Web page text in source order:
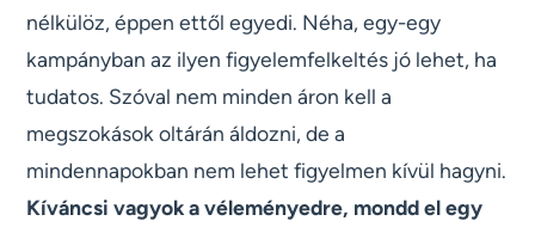
nélkülöz, éppen ettől egyedi. Néha, egy-egy
kampányban az ilyen figyelemfelkeltés jó lehet, ha
tudatos. Szóval nem minden áron kell a
megszokások oltárán áldozni, de a
mindennapokban nem lehet figyelmen kívül hagyni.
Kíváncsi vagyok a véleményedre, mondd el egy